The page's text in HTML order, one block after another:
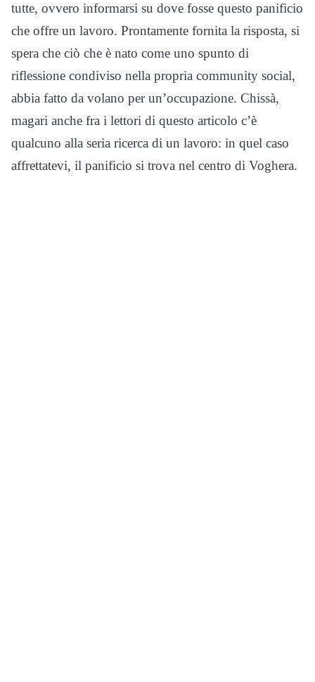
tutte, ovvero informarsi su dove fosse questo panificio
che offre un lavoro. Prontamente fornita la risposta, si
spera che ciò che è nato come uno spunto di
riflessione condiviso nella propria community social,
abbia fatto da volano per un’occupazione. Chissà,
magari anche fra i lettori di questo articolo c’è
qualcuno alla seria ricerca di un lavoro: in quel caso
affrettatevi, il panificio si trova nel centro di Voghera.